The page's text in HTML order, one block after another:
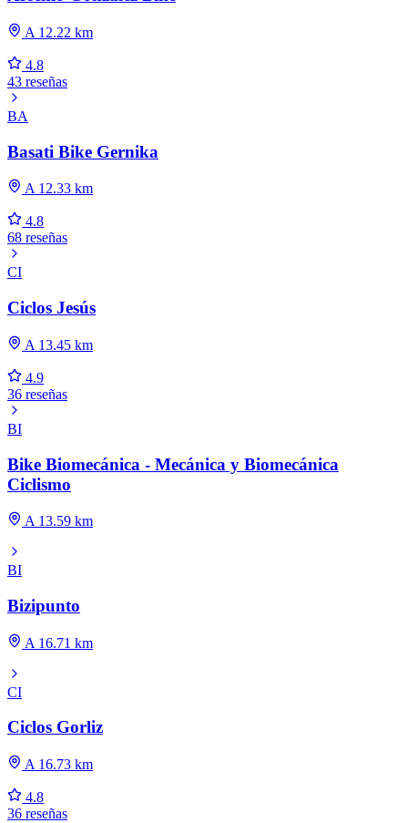
A 12.22 km
4.8
43 reseñas
BA
Basati Bike Gernika
A 12.33 km
4.8
68 reseñas
CI
Ciclos Jesús
A 13.45 km
4.9
36 reseñas
BI
Bike Biomecánica - Mecánica y Biomecánica
Ciclismo
A 13.59 km
BI
Bizipunto
A 16.71 km
CI
Ciclos Gorliz
A 16.73 km
4.8
36 reseñas